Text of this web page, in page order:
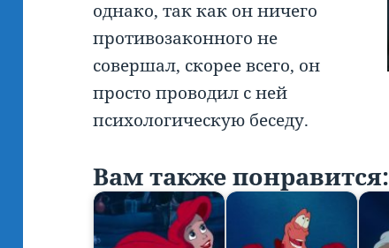
однако, так как он ничего
противозаконного не
совершал, скорее всего, он
просто проводил с ней
психологическую беседу.
Вам также понравится: